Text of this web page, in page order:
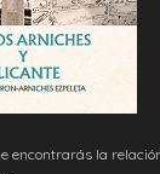
encontrarás la